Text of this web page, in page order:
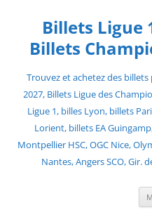
contentBillets Ligue
Billets
Trouvez et achetez des
2027, Billets Ligue des
Ligue 1, billes Lyon, billets
Lorient, billets EA
Montpellier HSC, OGC Nice,
Nantes, Angers SCO, Gir.